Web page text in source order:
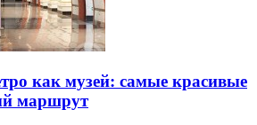
как музей: самые красивые
маршрут